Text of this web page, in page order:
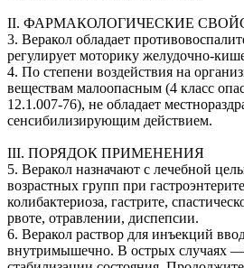
II. ФАРМАКОЛОГИЧЕСКИЕ
3. Веракол обладает
регулирует моторику желудочно-
4. По степени воздействия на
веществам малоопасным (4 класс
12.1.007-76), не обладает
сенсибилизирующим действием.
III. ПОРЯДОК ПРИМЕНЕНИЯ
5. Веракол назначают с лечебной
возрастных групп при
колибактериоза, гастрите,
рвоте, отравлении, диспепсии.
6. Веракол раствор для инъекций
внутримышечно. В острых случаях —